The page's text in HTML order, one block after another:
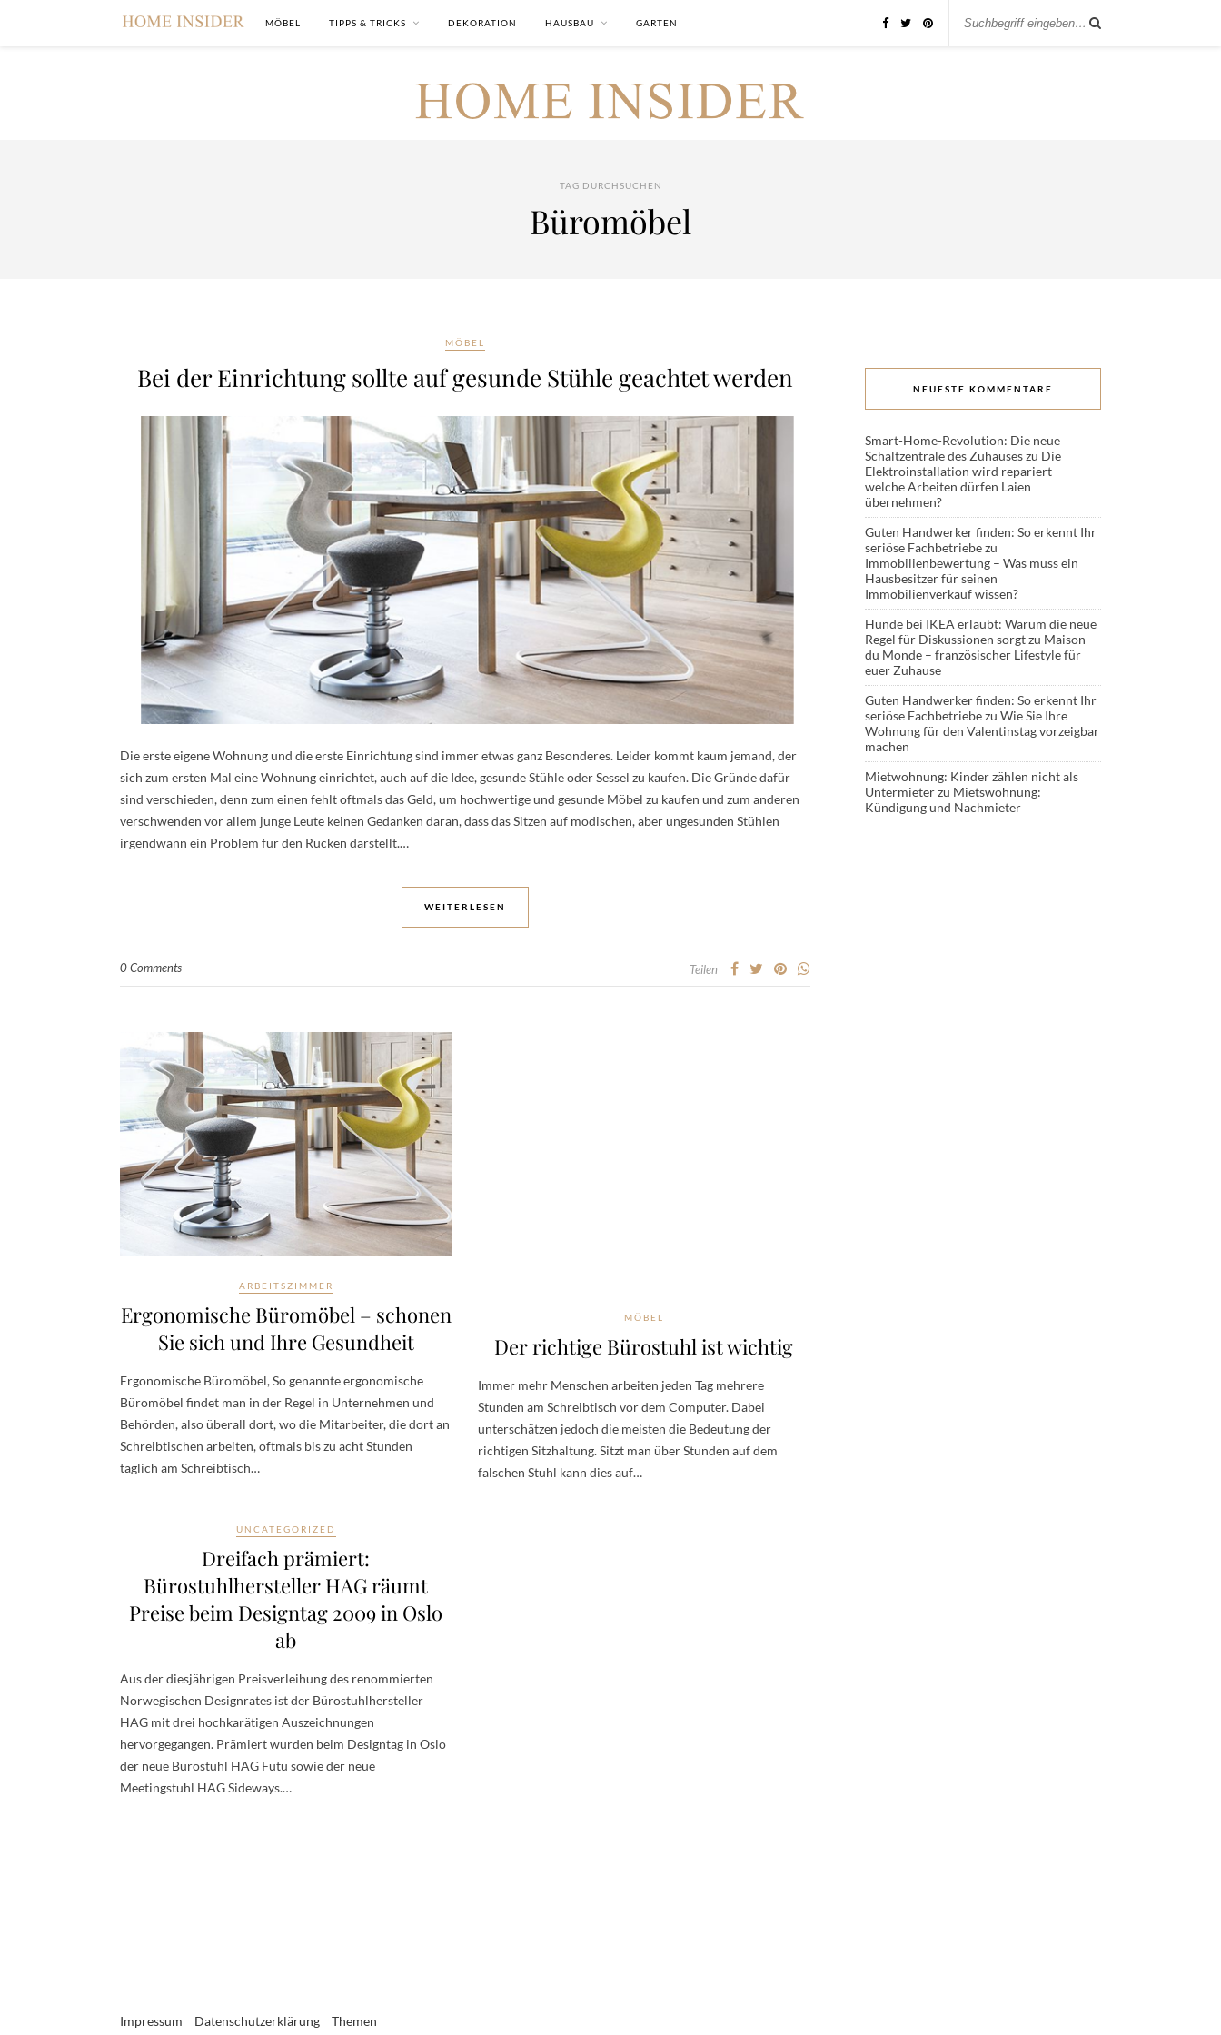
MÖBEL TIPPS & TRICKS DEKORATION HAUSBAU GARTEN
TAG DURCHSUCHEN
Büromöbel
MÖBEL
Bei der Einrichtung sollte auf gesunde Stühle geachtet werden
Die erste eigene Wohnung und die erste Einrichtung sind immer etwas ganz Besonderes. Leider kommt kaum jemand, der
sich zum ersten Mal eine Wohnung einrichtet, auch auf die Idee, gesunde Stühle oder Sessel zu kaufen. Die Gründe dafür
sind verschieden, denn zum einen fehlt oftmals das Geld, um hochwertige und gesunde Möbel zu kaufen und zum anderen
verschwenden vor allem junge Leute keinen Gedanken daran, dass das Sitzen auf modischen, aber ungesunden Stühlen
irgendwann ein Problem für den Rücken darstellt.…
WEITERLESEN
0 Comments Teilen
ARBEITSZIMMER
Ergonomische Büromöbel – schonen
Sie sich und Ihre Gesundheit
Ergonomische Büromöbel, So genannte ergonomische
Büromöbel findet man in der Regel in Unternehmen und
Behörden, also überall dort, wo die Mitarbeiter, die dort an
Schreibtischen arbeiten, oftmals bis zu acht Stunden
täglich am Schreibtisch…
MÖBEL
Der richtige Bürostuhl ist wichtig
Immer mehr Menschen arbeiten jeden Tag mehrere
Stunden am Schreibtisch vor dem Computer. Dabei
unterschätzen jedoch die meisten die Bedeutung der
richtigen Sitzhaltung. Sitzt man über Stunden auf dem
falschen Stuhl kann dies auf…
UNCATEGORIZED
Dreifach prämiert:
Bürostuhlhersteller HAG räumt
Preise beim Designtag 2009 in Oslo
ab
Aus der diesjährigen Preisverleihung des renommierten
Norwegischen Designrates ist der Bürostuhlhersteller
HAG mit drei hochkarätigen Auszeichnungen
hervorgegangen. Prämiert wurden beim Designtag in Oslo
der neue Bürostuhl HAG Futu sowie der neue
Meetingstuhl HAG Sideways.…
NEUESTE KOMMENTARE
Smart-Home-Revolution: Die neue
Schaltzentrale des Zuhauseszu Die
Elektroinstallation wird repariert –
welche Arbeiten dürfen Laien
übernehmen?
Guten Handwerker finden: So erkennt Ihr
seriöse Fachbetriebezu
Immobilienbewertung – Was muss ein
Hausbesitzer für seinen
Immobilienverkauf wissen?
Hunde bei IKEA erlaubt: Warum die neue
Regel für Diskussionen sorgtzu Maison
du Monde – französischer Lifestyle für
euer Zuhause
Guten Handwerker finden: So erkennt Ihr
seriöse Fachbetriebezu Wie Sie Ihre
Wohnung für den Valentinstag vorzeigbar
machen
Mietwohnung: Kinder zählen nicht als
Untermieterzu Mietswohnung:
Kündigung und Nachmieter
Impressum Datenschutzerklärung Themen